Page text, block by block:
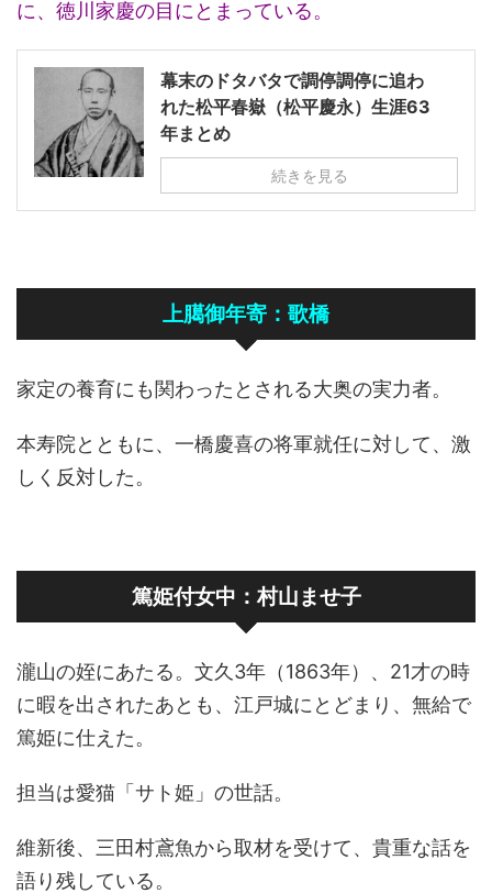
に、徳川家慶の目にとまっている。
幕末のドタバタで調停調停に追わ
れた松平春嶽（松平慶永）生涯63
年まとめ
続きを見る
上臈御年寄：歌橋
家定の養育にも関わったとされる大奥の実力者。
本寿院とともに、一橋慶喜の将軍就任に対して、激
しく反対した。
篤姫付女中：村山ませ子
瀧山の姪にあたる。文久3年（1863年）、21才の時
に暇を出されたあとも、江戸城にとどまり、無給で
篤姫に仕えた。
担当は愛猫「サト姫」の世話。
維新後、三田村鳶魚から取材を受けて、貴重な話を
語り残している。